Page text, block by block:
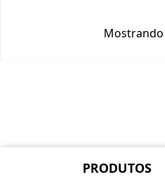
PRODUTOS